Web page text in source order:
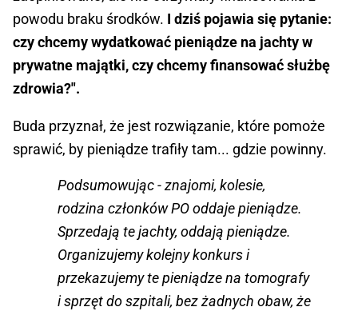
powodu braku środków. I dziś pojawia się pytanie:
czy chcemy wydatkować pieniądze na jachty w
prywatne majątki, czy chcemy finansować służbę
zdrowia?".
Buda przyznał, że jest rozwiązanie, które pomoże
sprawić, by pieniądze trafiły tam... gdzie powinny.
Podsumowując - znajomi, kolesie,
rodzina członków PO oddaje pieniądze.
Sprzedają te jachty, oddają pieniądze.
Organizujemy kolejny konkurs i
przekazujemy te pieniądze na tomografy
i sprzęt do szpitali, bez żadnych obaw, że